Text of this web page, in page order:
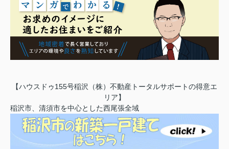
【ハウスドゥ155号稲沢（株）不動産トータルサポートの得意エ
リア】
稲沢市、清須市を中心とした西尾張全域